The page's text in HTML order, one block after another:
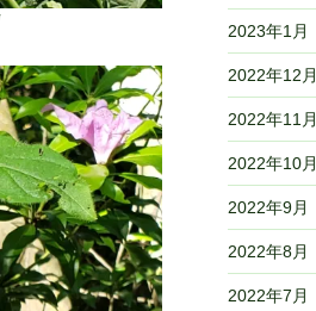
2023年1月
2022年12月
2022年11月
2022年10月
2022年9月
2022年8月
2022年7月